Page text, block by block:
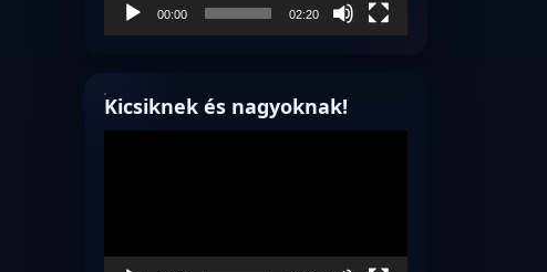
00:00 02:20
Kicsiknek és nagyoknak!